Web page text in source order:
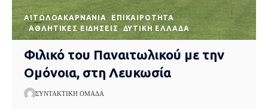
AΙΤΩΛΟΑΚΑΡΝΑΝΊΑ
EΠΙΚΑΙΡΌΤΗΤΑ
ΑΘΛΗΤΙΚΈΣ ΕΙΔΉΣΕΙΣ
ΔΥΤΙΚΉ ΕΛΛΆΔΑ
Φιλικό του Παναιτωλικού με την
Ομόνοια, στη Λευκωσία
ΣΥΝΤΑΚΤΙΚΉ ΟΜΆΔΑ